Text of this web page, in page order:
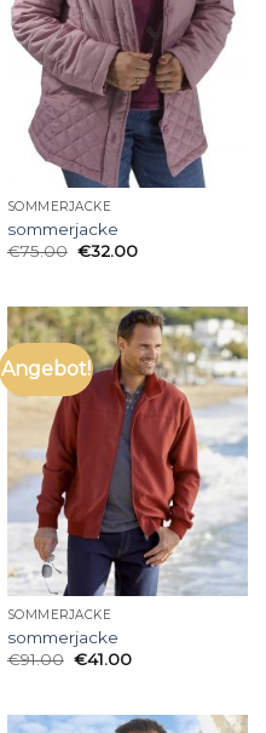
SOMMERJACKE
sommerjacke
€75.00 €32.00
Angebot!
SOMMERJACKE
sommerjacke
€91.00 €41.00